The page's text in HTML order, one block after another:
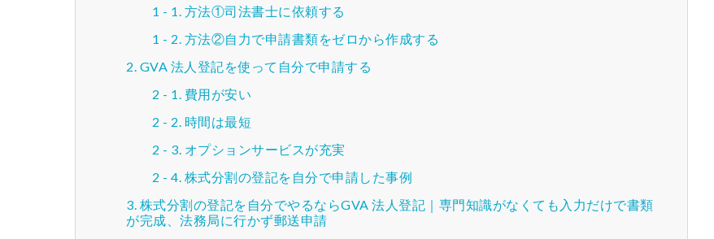
方法①司法書士に依頼する
方法②自力で申請書類をゼロから作成する
GVA 法人登記を使って自分で申請する
費用が安い
時間は最短
オプションサービスが充実
株式分割の登記を自分で申請した事例
株式分割の登記を自分でやるならGVA 法人登記｜専門知識がなくても入力だけで書類
が完成、法務局に行かず郵送申請